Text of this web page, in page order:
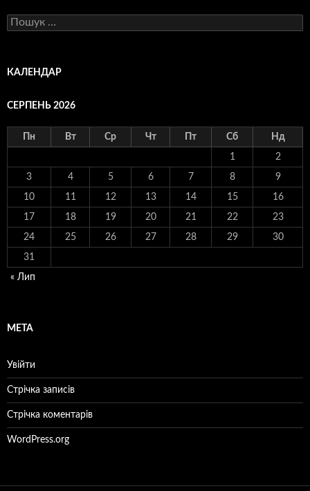
Пошук:
КАЛЕНДАР
СЕРПЕНЬ 2026
Пн Вт Ср Чт Пт Сб Нд
1 2
3 4 5 6 7 8 9
10 11 12 13 14 15 16
17 18 19 20 21 22 23
24 25 26 27 28 29 30
31
« Лип
МЕТА
Увійти
Стрічка записів
Стрічка коментарів
WordPress.org